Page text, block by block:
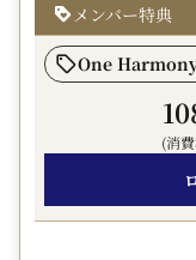
■東京都宿泊税■
ご宿泊料金が1名
より宿泊税（1万
上：200円）が別途
※お支払い方法（
わらず、ホテルで
※2027年4月1日泊
メンバー特典
One
(消